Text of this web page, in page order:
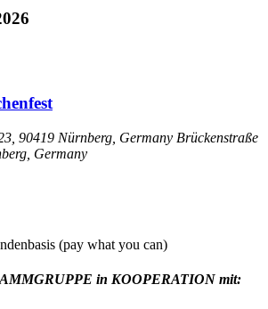
90419 Nürnberg, Germany Brückenstraße
Germany
(pay what you can)
in KOOPERATION mit: